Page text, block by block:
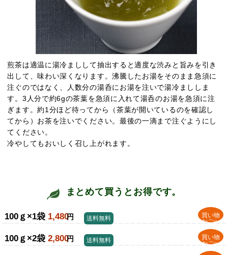
煎茶は適温に湯冷ましして抽出すると適度な渋みと旨みを引き
出して、味わい深くなります。沸騰したお湯をそのまま急須に
注ぐのではなく、人数分の湯呑にお湯を注いで湯冷まししま
す。3人分で約6gの茶葉を急須に入れて湯呑のお湯を急須に注
ぎます。約1分ほど待ってから（茶葉が開いているのを確認し
てから）お茶を注いでください。最後の一滴まで注ぐようにし
てください。
冷やしてもおいしく召し上がれます。
まとめて買うとお得です。
100ｇ×1袋 1,480円
買い物
かごへ
送料無料
100ｇ×2袋 2,800円
買い物
かごへ
送料無料